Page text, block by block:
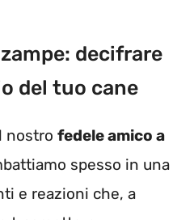
decifrare
del tuo cane
nostro fedele amico a
spesso in una
e reazioni che, a